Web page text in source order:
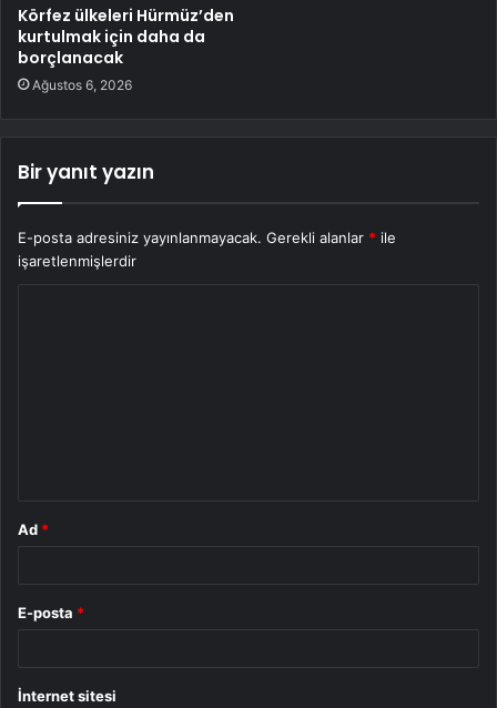
Körfez ülkeleri Hürmüz’den
kurtulmak için daha da
borçlanacak
Ağustos 6, 2026
Bir yanıt yazın
E-posta adresiniz yayınlanmayacak. Gerekli alanlar * ile
işaretlenmişlerdir
Ad *
E-posta *
İnternet sitesi